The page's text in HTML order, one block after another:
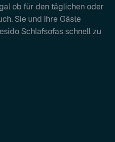
ob für den täglichen oder
Sie und Ihre Gäste
Schlafsofas schnell zu